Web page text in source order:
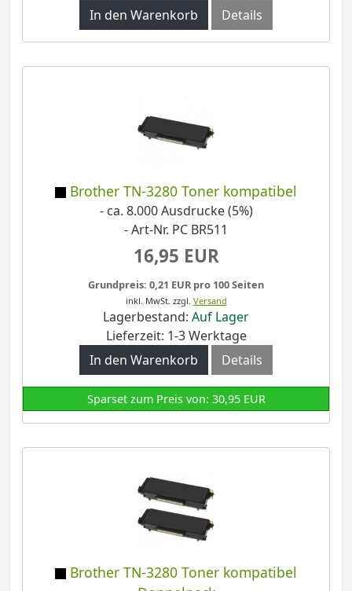
In den Warenkorb
Details
Brother TN-3280 Toner kompatibel
- ca. 8.000 Ausdrucke (5%)
- Art-Nr. PC BR511
16,95 EUR
Grundpreis: 0,21 EUR pro 100 Seiten
inkl. MwSt. zzgl. Versand
Lagerbestand: Auf Lager
Lieferzeit: 1-3 Werktage
In den Warenkorb
Details
Sparset zum Preis von: 30,95 EUR
Brother TN-3280 Toner kompatibel